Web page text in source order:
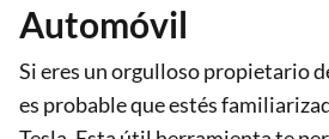
Automóvil
Si eres un orgulloso propietario
es probable que estés